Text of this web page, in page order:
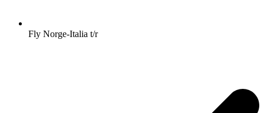
Fly Norge-Italia t/r